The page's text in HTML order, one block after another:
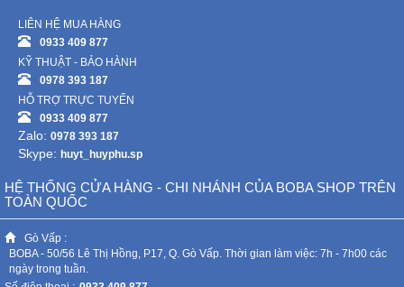
LIÊN HỆ MUA HÀNG
0933 409 877
KỸ THUẬT - BẢO HÀNH
0978 393 187
HỖ TRỢ TRỰC TUYẾN
0933 409 877
Zalo: 0978 393 187
Skype: huyt_huyphu.sp
HỆ THỐNG CỬA HÀNG - CHI NHÁNH CỦA BOBA SHOP TRÊN
TOÀN QUỐC
Gò Vấp :
BOBA - 50/56 Lê Thị Hồng, P17, Q. Gò Vấp. Thời gian làm việc: 7h - 7h00 các
ngày trong tuần.